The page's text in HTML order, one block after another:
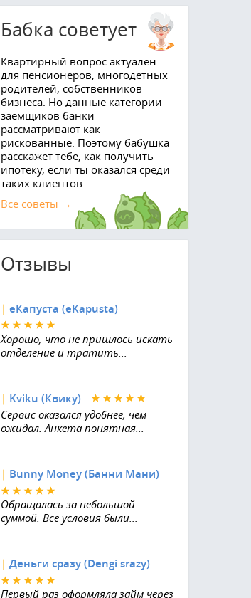
Бабка советует
Квартирный вопрос актуален
для пенсионеров, многодетных
родителей, собственников
бизнеса. Но данные категории
заемщиков банки
рассматривают как
рискованные. Поэтому бабушка
расскажет тебе, как получить
ипотеку, если ты оказался среди
таких клиентов.
Все советы →
Отзывы
| еКапуста (eKapusta)
Хорошо, что не пришлось искать
отделение и тратить...
| Kviku (Квику)
Сервис оказался удобнее, чем
ожидал. Анкета понятная...
| Bunny Money (Банни Мани)
Обращалась за небольшой
суммой. Все условия были...
| Деньги сразу (Dengi srazy)
Первый раз оформляла займ через